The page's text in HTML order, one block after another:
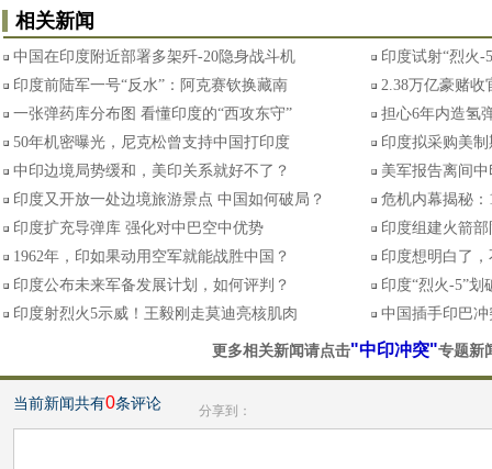
相关新闻
中国在印度附近部署多架歼-20隐身战斗机
印度试射“烈火-
印度前陆军一号“反水”：阿克赛钦换藏南
2.38万亿豪赌收
一张弹药库分布图 看懂印度的“西攻东守”
担心6年内造氢
50年机密曝光，尼克松曾支持中国打印度
印度拟采购美
中印边境局势缓和，美印关系就好不了？
美军报告离间
印度又开放一处边境旅游景点 中国如何破局？
危机内幕揭秘
印度扩充导弹库 强化对中巴空中优势
印度组建火箭
1962年，印如果动用空军就能战胜中国？
印度想明白了
印度公布未来军备发展计划，如何评判？
印度“烈火-5”
印度射烈火5示威！王毅刚走莫迪亮核肌肉
中国插手印巴
更多相关新闻请点击"中印冲突"专题新
当前新闻共有0条评论 分享到：